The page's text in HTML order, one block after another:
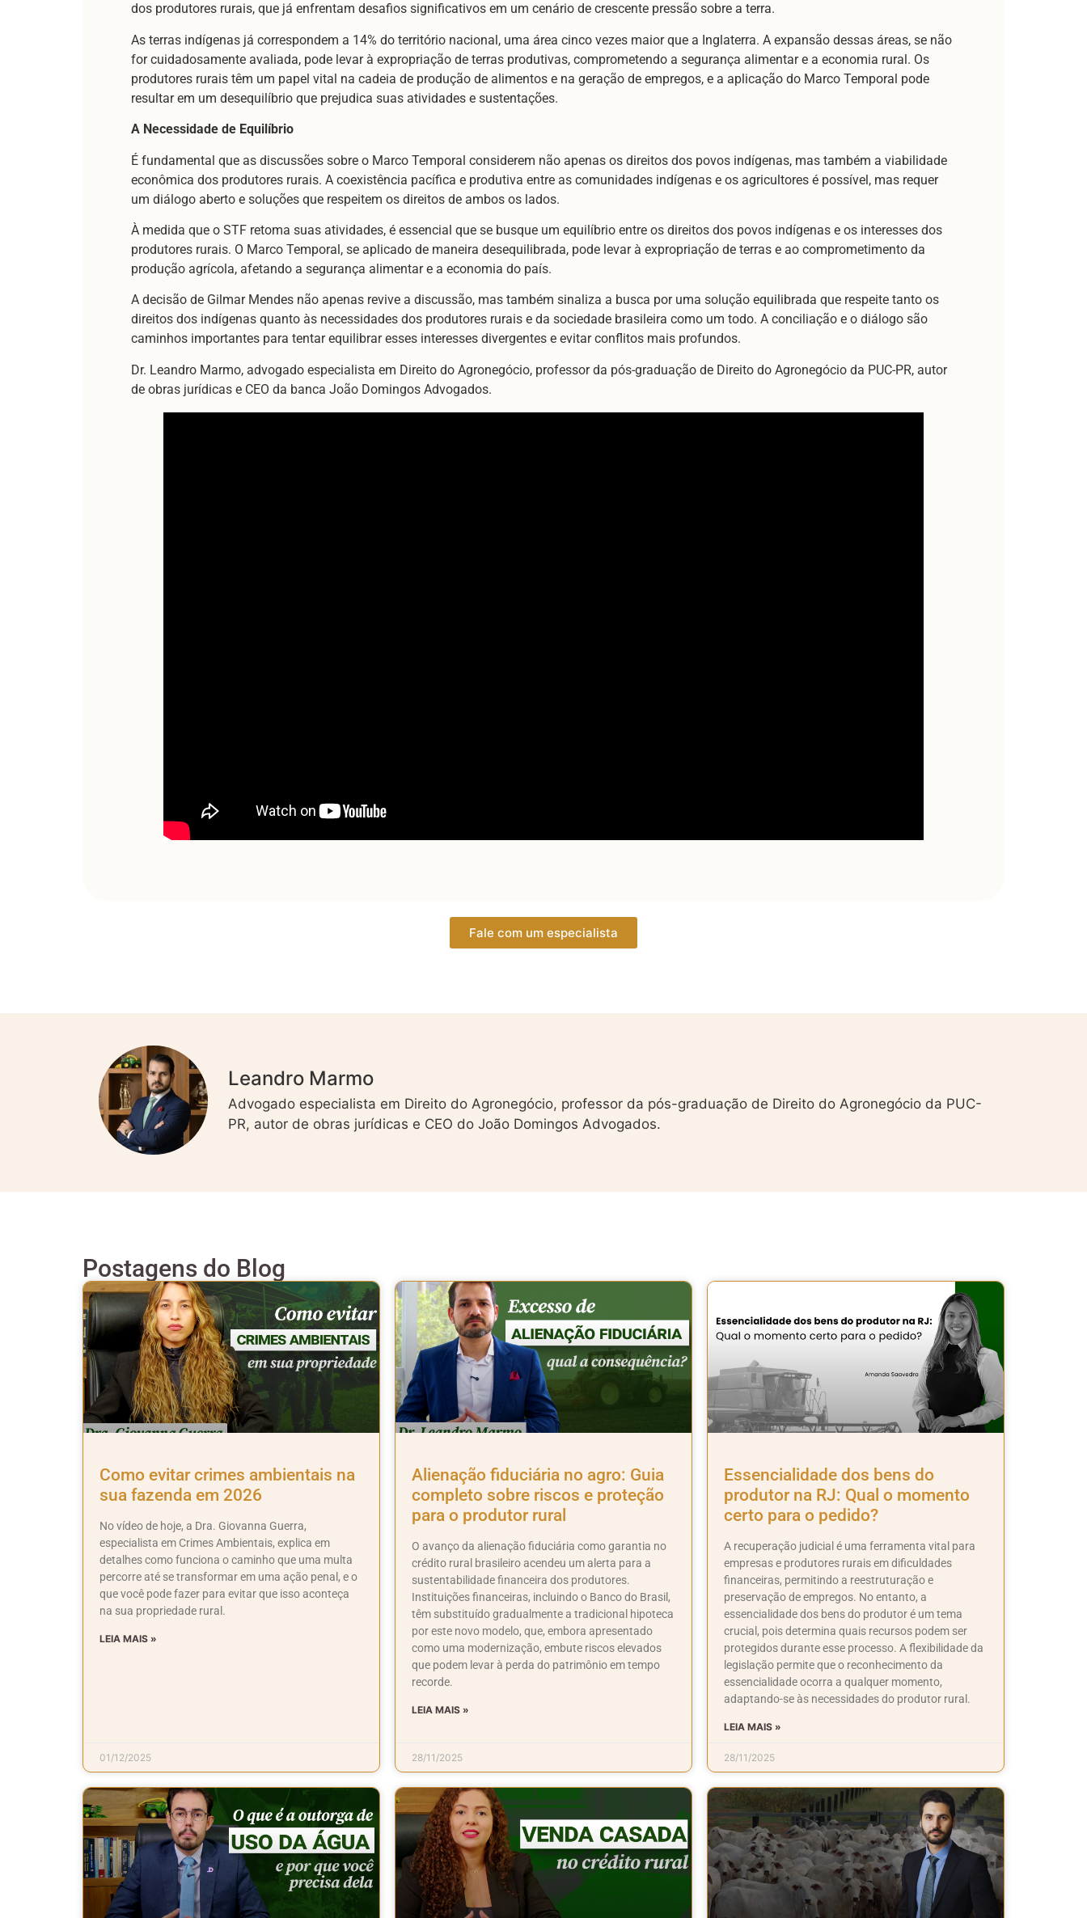
dos produtores rurais, que já enfrentam desafios significativos em um cenário de crescente pressão sobre a terra.
As terras indígenas já correspondem a 14% do território nacional, uma área cinco vezes maior que a Inglaterra. A expansão dessas áreas, se não
for cuidadosamente avaliada, pode levar à expropriação de terras produtivas, comprometendo a segurança alimentar e a economia rural. Os
produtores rurais têm um papel vital na cadeia de produção de alimentos e na geração de empregos, e a aplicação do Marco Temporal pode
resultar em um desequilíbrio que prejudica suas atividades e sustentações.
A Necessidade de Equilíbrio
É fundamental que as discussões sobre o Marco Temporal considerem não apenas os direitos dos povos indígenas, mas também a viabilidade
econômica dos produtores rurais. A coexistência pacífica e produtiva entre as comunidades indígenas e os agricultores é possível, mas requer
um diálogo aberto e soluções que respeitem os direitos de ambos os lados.
À medida que o STF retoma suas atividades, é essencial que se busque um equilíbrio entre os direitos dos povos indígenas e os interesses dos
produtores rurais. O Marco Temporal, se aplicado de maneira desequilibrada, pode levar à expropriação de terras e ao comprometimento da
produção agrícola, afetando a segurança alimentar e a economia do país.
A decisão de Gilmar Mendes não apenas revive a discussão, mas também sinaliza a busca por uma solução equilibrada que respeite tanto os
direitos dos indígenas quanto às necessidades dos produtores rurais e da sociedade brasileira como um todo. A conciliação e o diálogo são
caminhos importantes para tentar equilibrar esses interesses divergentes e evitar conflitos mais profundos.
Dr. Leandro Marmo, advogado especialista em Direito do Agronegócio, professor da pós-graduação de Direito do Agronegócio da PUC-PR, autor
de obras jurídicas e CEO da banca João Domingos Advogados.
Fale com um especialista
Leandro Marmo
Advogado especialista em Direito do Agronegócio, professor da pós-graduação de Direito do Agronegócio da PUC-
PR, autor de obras jurídicas e CEO do João Domingos Advogados.
Postagens do Blog
Como evitar crimes ambientais na
sua fazenda em 2026
No vídeo de hoje, a Dra. Giovanna Guerra,
especialista em Crimes Ambientais, explica em
detalhes como funciona o caminho que uma multa
percorre até se transformar em uma ação penal, e o
que você pode fazer para evitar que isso aconteça
na sua propriedade rural.
LEIA MAIS »
01/12/2025
Alienação fiduciária no agro: Guia
completo sobre riscos e proteção
para o produtor rural
O avanço da alienação fiduciária como garantia no
crédito rural brasileiro acendeu um alerta para a
sustentabilidade financeira dos produtores.
Instituições financeiras, incluindo o Banco do Brasil,
têm substituído gradualmente a tradicional hipoteca
por este novo modelo, que, embora apresentado
como uma modernização, embute riscos elevados
que podem levar à perda do patrimônio em tempo
recorde.
LEIA MAIS »
28/11/2025
Essencialidade dos bens do
produtor na RJ: Qual o momento
certo para o pedido?
A recuperação judicial é uma ferramenta vital para
empresas e produtores rurais em dificuldades
financeiras, permitindo a reestruturação e
preservação de empregos. No entanto, a
essencialidade dos bens do produtor é um tema
crucial, pois determina quais recursos podem ser
protegidos durante esse processo. A flexibilidade da
legislação permite que o reconhecimento da
essencialidade ocorra a qualquer momento,
adaptando-se às necessidades do produtor rural.
LEIA MAIS »
28/11/2025